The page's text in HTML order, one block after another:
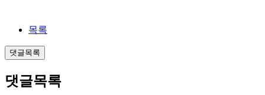
목록
댓글목록
댓글목록